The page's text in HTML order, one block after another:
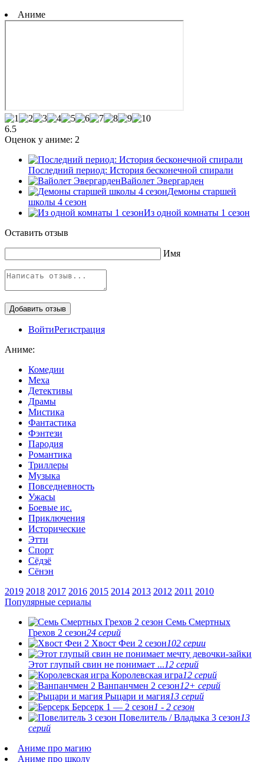
Аниме
6.5
Оценок у аниме: 2
Последний период: История бесконечной спирали
Вайолет Эвергарден
Демоны старшей
школы 4 сезон
Из одной комнаты 1 сезон
Оставить отзыв
Имя
ВойтиРегистрация
Аниме:
Комедии
Меха
Детективы
Драмы
Мистика
Фантастика
Фэнтези
Пародия
Романтика
Триллеры
Музыка
Повседневность
Ужасы
Боевые ис.
Приключения
Исторические
Этти
Спорт
Сёдзё
Сёнэн
2019 2018 2017 2016 2015 2014 2013 2012 2011 2010
Популярные сериалы
Семь Смертных
Грехов 2 сезон24 серий
Хвост Феи 2 сезон102 серии
Этот глупый свин не понимает ...12 серий
Королевская игра12 серий
Ванпанчмен 2 сезон12+ серий
Рыцари и магия13 серий
Берсерк 1 — 2 сезон1 - 2 сезон
Повелитель / Владыка 3 сезон13
серий
Аниме про магию
Аниме про школу